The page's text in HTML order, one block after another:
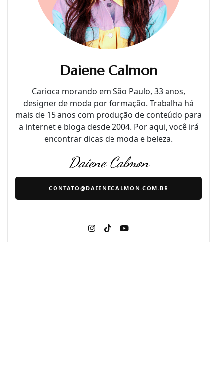
Daiene Calmon
Carioca morando em São Paulo, 33 anos,
designer de moda por formação. Trabalha há
mais de 15 anos com produção de conteúdo para
a internet e bloga desde 2004. Por aqui, você irá
encontrar dicas de moda e beleza.
Daiene Calmon
CONTATO@DAIENECALMON.COM.BR